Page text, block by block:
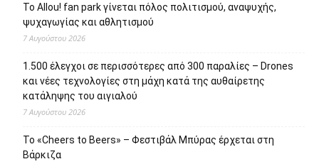
Το Allou! fan park γίνεται πόλος πολιτισμού, αναψυχής,
ψυχαγωγίας και αθλητισμού
7 Αυγούστου 2026
1.500 έλεγχοι σε περισσότερες από 300 παραλίες – Drones
και νέες τεχνολογίες στη μάχη κατά της αυθαίρετης
κατάληψης του αιγιαλού
7 Αυγούστου 2026
Το «Cheers to Beers» – Φεστιβάλ Μπύρας έρχεται στη
Βάρκιζα